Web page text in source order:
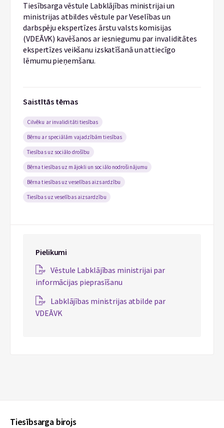
Tiesībsarga vēstule Labklājības ministrijai un
ministrijas atbildes vēstule par Veselības un
darbspēju ekspertīzes ārstu valsts komisijas
(VDEĀVK) kavēšanos ar iesniegumu par invaliditātes
ekspertīzes veikšanu izskatīšanā un attiecīgo
lēmumu pieņemšanu.
Saistītās tēmas
Cilvēku ar invaliditāti tiesības
Bērnu ar speciālām vajadzībām tiesības
Tiesības uz sociālo drošību
Bērna tiesības uz mājokli un sociālo nodrošinājumu
Bērna tiesības uz veselības aizsardzību
Tiesības uz veselības aizsardzību
Pielikumi
Vēstule Labklājības ministrijai par
informācijas pieprasīšanu
Labklājības ministrijas atbilde par
VDEĀVK
Tiesībsarga birojs